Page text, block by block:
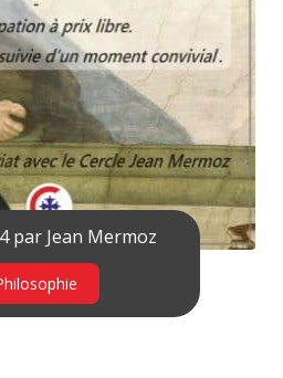
par Jean Mermoz